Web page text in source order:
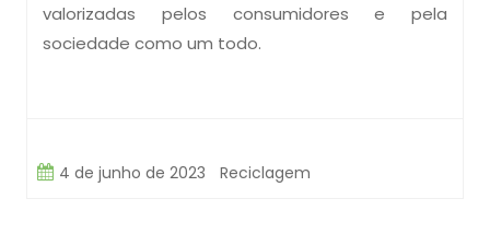
valorizadas pelos consumidores e pela
sociedade como um todo.
4 de junho de 2023 Reciclagem